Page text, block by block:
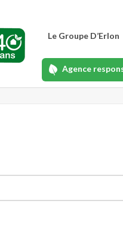
Le Groupe D’Erlon
Agence